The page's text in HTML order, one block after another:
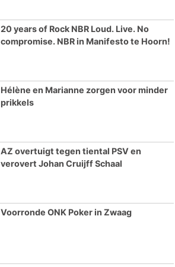
20 years of Rock NBR Loud. Live. No
compromise. NBR in Manifesto te Hoorn!
Hélène en Marianne zorgen voor minder
prikkels
AZ overtuigt tegen tiental PSV en
verovert Johan Cruijff Schaal
Voorronde ONK Poker in Zwaag